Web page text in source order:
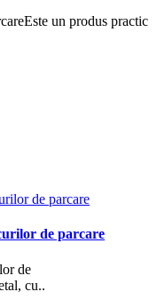
un produs practic
de parcare
de
cu..